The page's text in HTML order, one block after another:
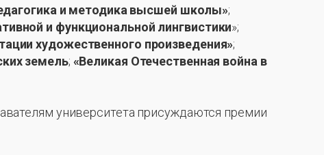
и методика высшей школы»;
и функциональной лингвистики»;
художественного произведения»;
земель; «Великая Отечественная война в
университета присуждаются премии